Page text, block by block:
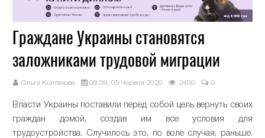
Граждане Украины становятся
заложниками трудовой миграции
Ольга Коптякова 08:39, 05 Червня 2020 2400 0
Власти Украины поставили перед собой цель вернуть своих
граждан домой, создав им все условия для
трудоустройства. Случилось это, по воле случая, раньше.